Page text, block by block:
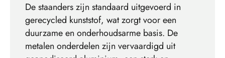
De staanders zijn standaard uitgevoerd in
gerecycled kunststof, wat zorgt voor een
duurzame en onderhoudsarme basis. De
metalen onderdelen zijn vervaardigd uit